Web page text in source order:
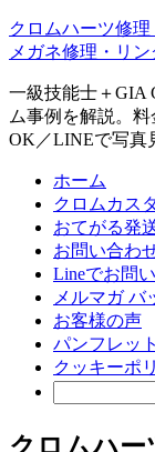
クロムハーツ修
メガネ修理・リ
一級技能士＋GIA
ム事例を解説。
OK／LINEで写真
ホーム
クロムカス
おてがる発
お問い合わ
Lineでお問
メルマガ バ
お客様の声
パンフレッ
クッキーポ